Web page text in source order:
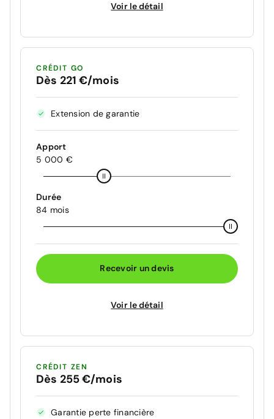
Voir le détail
CRÉDIT GO
Dès 221 €/mois
Extension de garantie
Apport
5 000 €
Durée
84 mois
Recevoir un devis
Voir le détail
CRÉDIT ZEN
Dès 255 €/mois
Garantie perte financière